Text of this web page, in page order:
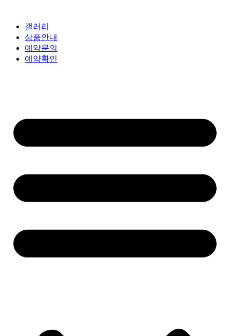
갤러리
상품안내
예약문의
예약확인